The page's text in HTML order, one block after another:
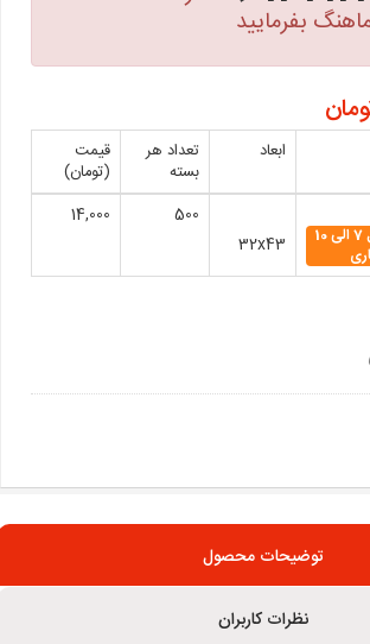
بفرمایید
ابعاد
تعداد هر
بسته
قیمت
(تومان)
زمان تحویل 7 الی 10
32x43
500
14,000
توضیحات محصول
نظرات کاربران